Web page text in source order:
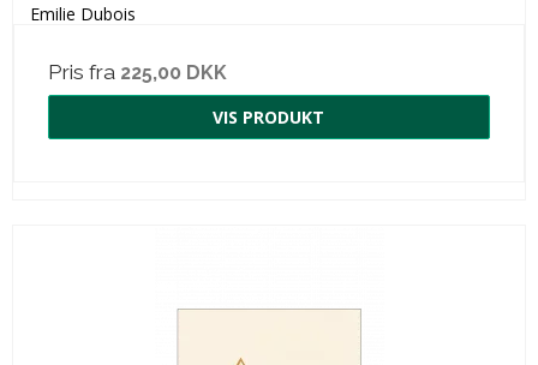
Emilie Dubois
Pris fra 225,00 DKK
VIS PRODUKT